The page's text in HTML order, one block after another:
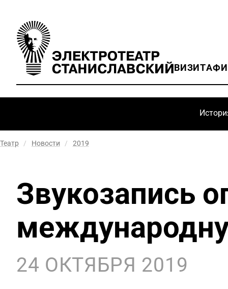
ВИЗИТ
Театр / Новости / 2019
Звукозапись
24 ОКТЯБРЯ 2019